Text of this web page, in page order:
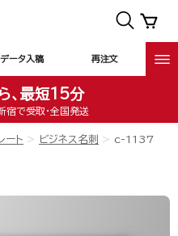
データ入稿 再注文
、最短15分
宿で受取・全国発送
ート ビジネス名刺 c-1137